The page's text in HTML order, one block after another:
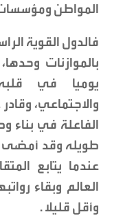
المواطن
فالدول القوية
بالموازنات
يوميا في
والاجتماعي،
الفاعلة في
طويله وقد
عندما يتابع
العالم وبقاء
وأقل قليلا .